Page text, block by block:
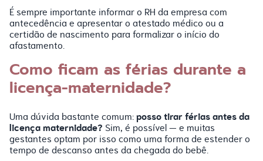
É sempre importante informar o RH da empresa com
antecedência e apresentar o atestado médico ou a
certidão de nascimento para formalizar o início do
afastamento.
Como ficam as férias durante a
licença-maternidade?
Uma dúvida bastante comum:posso tirar férias antes da
licença maternidade? Sim, é possível — e muitas
gestantes optam por isso como uma forma de estender o
tempo de descanso antes da chegada do bebê.